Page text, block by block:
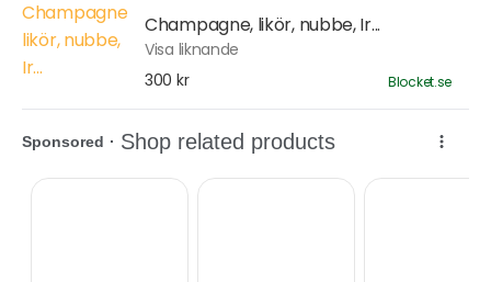
Champagne, likör, nubbe, Ir...
Visa liknande
300 kr
Blocket.se